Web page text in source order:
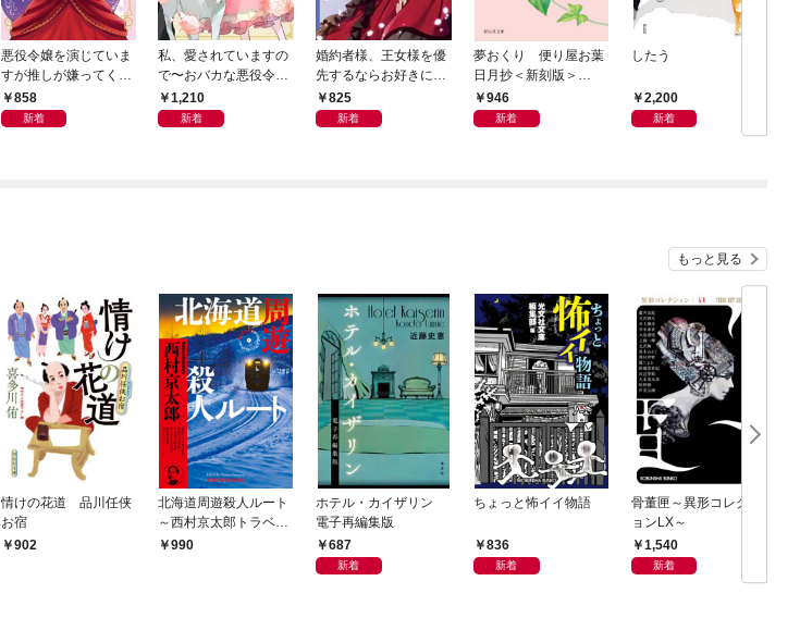
悪役令嬢を演じていま
すが推しが嫌ってくれ
ません【単行本版】
（１）【電子限定特典
858
新着
私、愛されていますの
で〜おバカな悪役令
嬢？いいえ、最強令嬢
です〜
1,210
新着
婚約者様、王女様を優
先するならお好きにど
うぞ（※ただし、私も
王子様を優先します
825
新着
夢おくり 便り屋お葉
日月抄＜新刻版＞
［1］
946
新着
したう
2,200
新着
もっと見る
情けの花道 品川任侠
お宿
902
北海道周遊殺人ルート
～西村京太郎トラベル
ミステリー・セレクシ
990
ホテル・カイザリン
電子再編集版
687
新着
ちょっと怖イイ物語
836
新着
骨董匣～異形コレクシ
ョンLX～
1,540
新着